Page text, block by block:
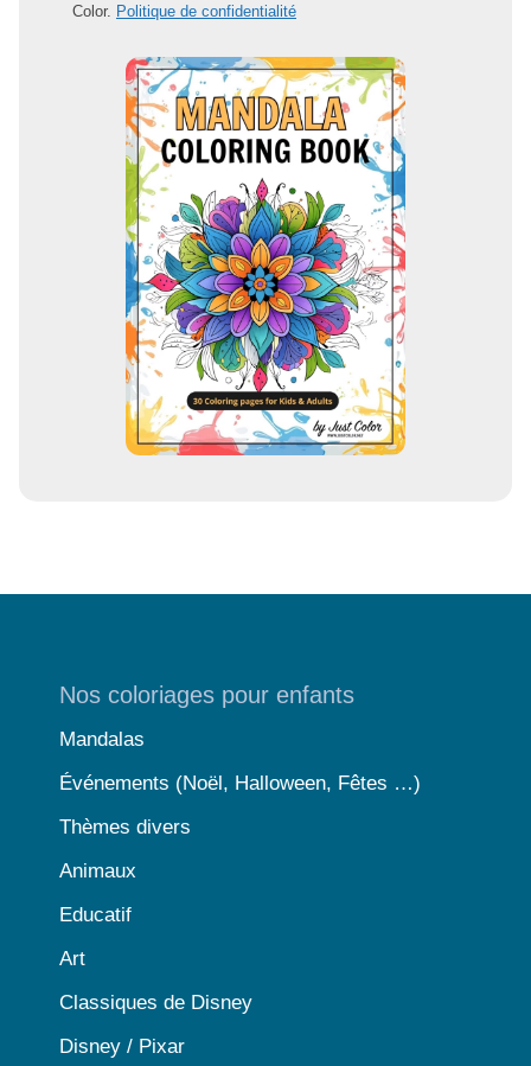
Color. Politique de confidentialité
Nos coloriages pour enfants
Mandalas
Événements (Noël, Halloween, Fêtes …)
Thèmes divers
Animaux
Educatif
Art
Classiques de Disney
Disney / Pixar